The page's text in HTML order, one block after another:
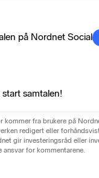
på Nordnet Social
samtalen!
kommer fra brukere på
redigert eller
gir investeringsråd eller
for kommentarene.